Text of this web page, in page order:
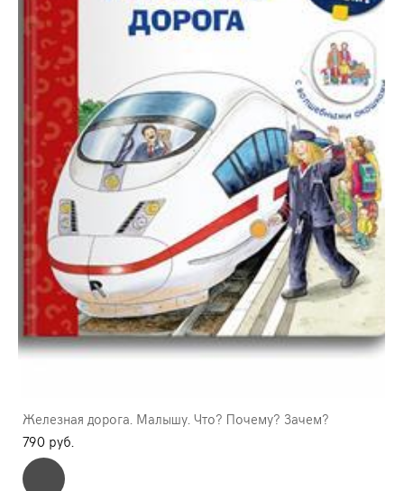
Железная дорога. Малышу. Что? Почему? Зачем?
790 pуб.